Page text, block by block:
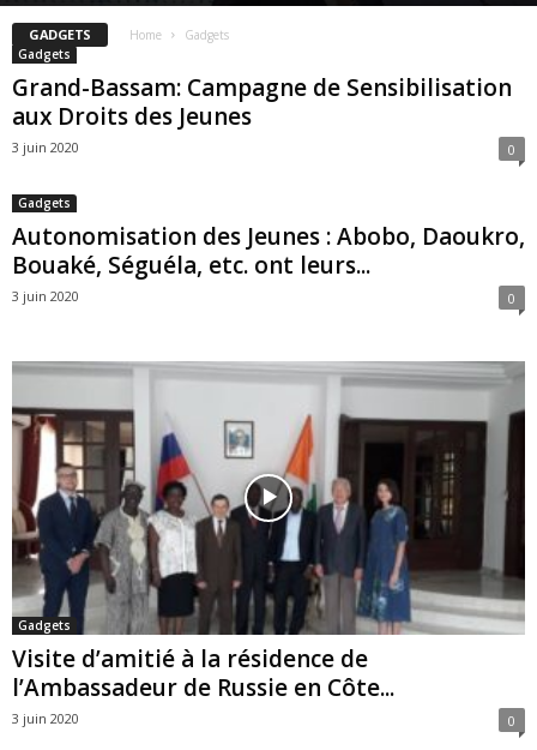
GADGETS Home
Gadgets
Gadgets
Grand-Bassam: Campagne de Sensibilisation
aux Droits des Jeunes
3 juin 2020 0
Gadgets
Autonomisation des Jeunes : Abobo, Daoukro,
Bouaké, Séguéla, etc. ont leurs...
3 juin 2020 0
Gadgets
Visite d’amitié à la résidence de
l’Ambassadeur de Russie en Côte...
3 juin 2020 0